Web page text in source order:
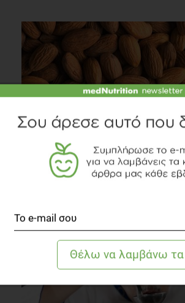
VIDEO
Φυτικές ίνες: Πως σχετίζονται με το